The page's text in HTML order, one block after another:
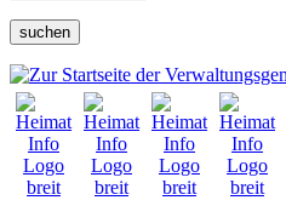
suchen